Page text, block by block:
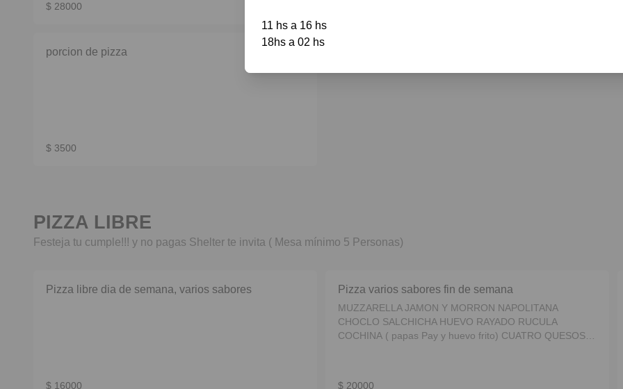
$ 28000
porcion de pizza
$ 3500
PIZZA LIBRE
Festeja tu cumple!!! y no pagas Shelter te invita ( Mesa mínimo 5 Personas)
Pizza libre dia de semana, varios sabores
$ 16000
Pizza varios sabores fin de semana
MUZZARELLA JAMON Y MORRON NAPOLITANA
CHOCLO SALCHICHA HUEVO RAYADO RUCULA
COCHINA ( papas Pay y huevo frito) CUATRO QUESOS
$ 20000
11 hs a 16 hs
18hs a 02 hs